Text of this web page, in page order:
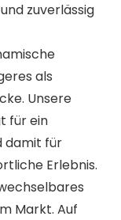
zuverlässig
als
Unsere
für ein
damit für
Erlebnis.
Markt. Auf